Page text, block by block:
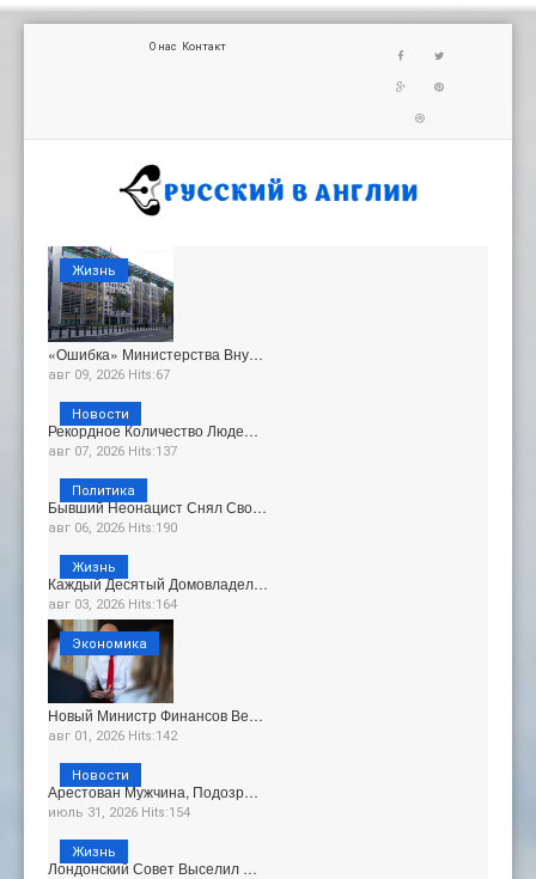
О нас Контакт
«Ошибка» Министерства Вну…
авг 09, 2026 Hits:67
Жизнь
Рекордное Количество Люде…
авг 07, 2026 Hits:137
Новости
Бывший Неонацист Снял Сво…
авг 06, 2026 Hits:190
Политика
Каждый Десятый Домовладел…
авг 03, 2026 Hits:164
Жизнь
Новый Министр Финансов Ве…
авг 01, 2026 Hits:142
Экономика
Арестован Мужчина, Подозр…
июль 31, 2026 Hits:154
Новости
Лондонский Совет Выселил …
Жизнь